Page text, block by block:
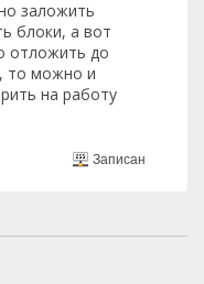
заложить
блоки, а вот
отложить до
то можно и
на работу
Записан